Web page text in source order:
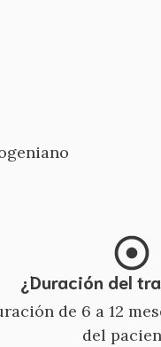
¿Duración del
de 6 a 12
del